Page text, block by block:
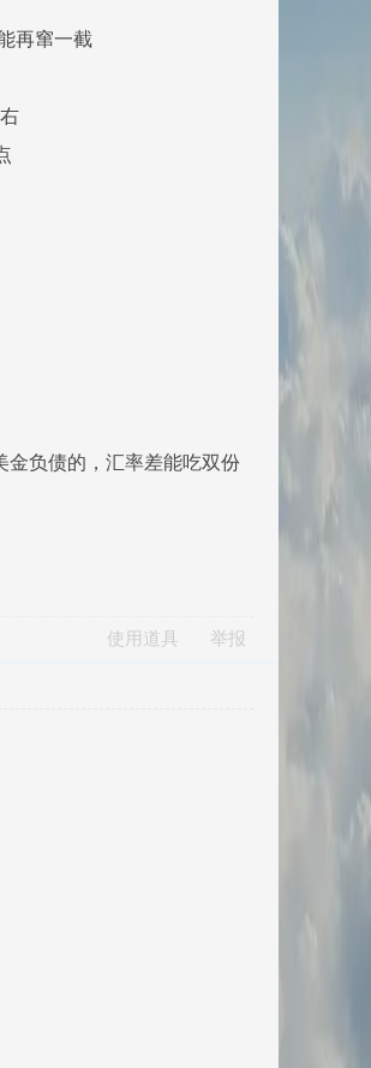
再窜一截
金负债的，汇率差能吃双份
使用道具 举报